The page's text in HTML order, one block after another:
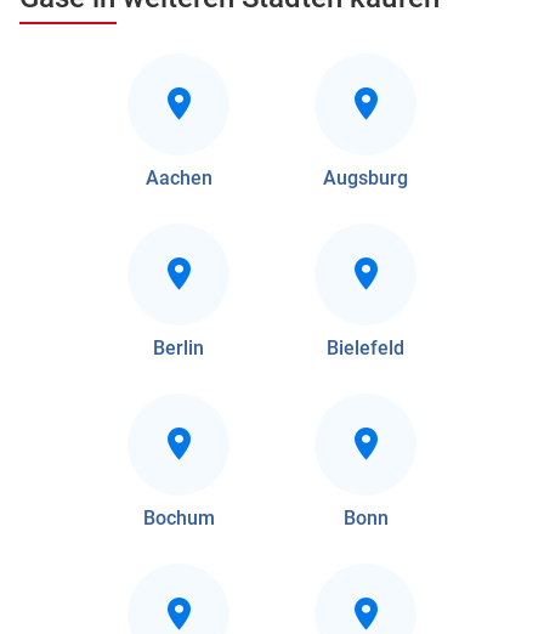
Aachen Augsburg
Berlin Bielefeld
Bochum Bonn